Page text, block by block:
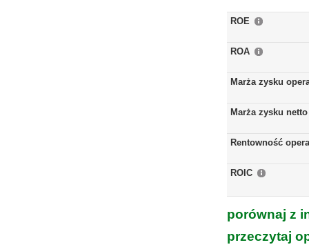
ROE
ROA
Marża zysku
Marża zysku netto
Rentowność
ROIC
porównaj z
przeczytaj